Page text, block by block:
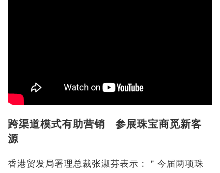
跨渠道模式有助营销 参展珠宝商觅新客
源
香港贸发局署理总裁张淑芬表示：＂今届两项珠